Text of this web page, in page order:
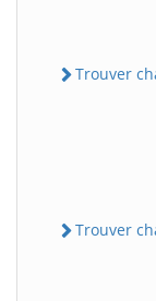
Trouver
Trouver